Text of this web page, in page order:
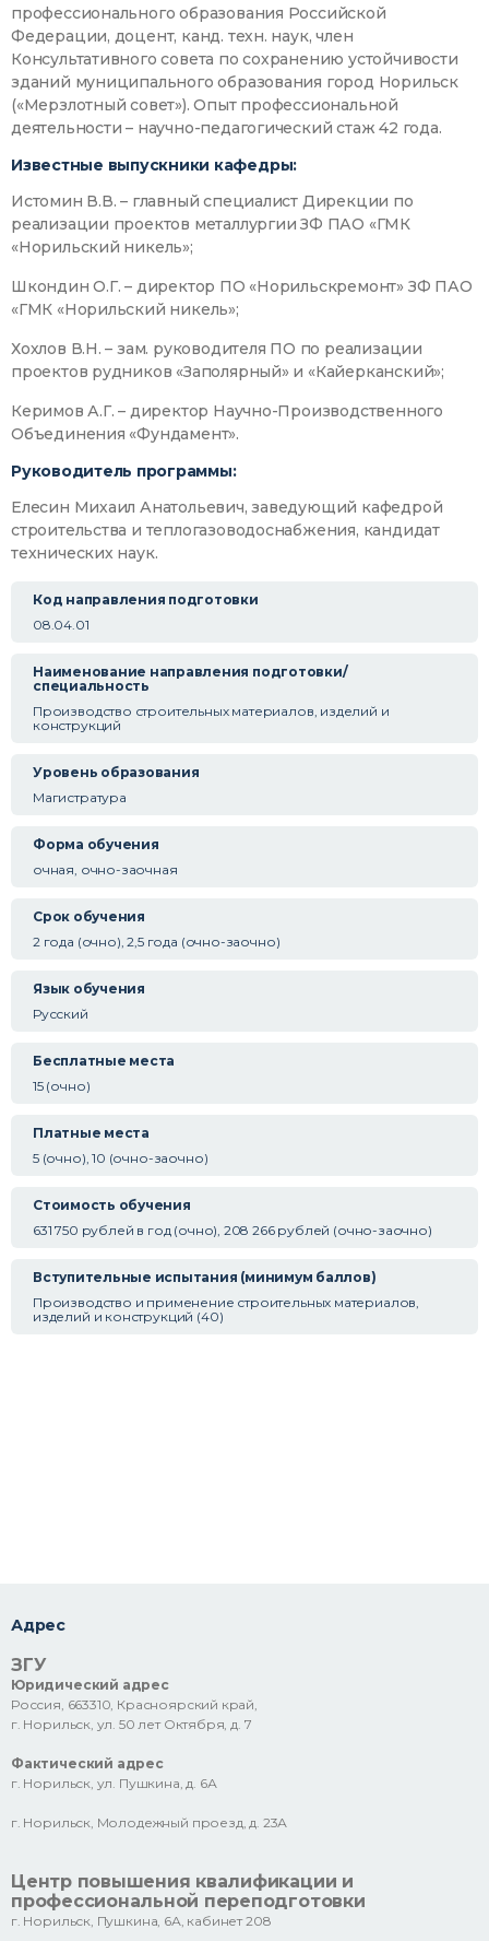
профессионального образования Российской
Федерации, доцент, канд. техн. наук, член
Консультативного совета по сохранению устойчивости
зданий муниципального образования город Норильск
(«Мерзлотный совет»). Опыт профессиональной
деятельности – научно-педагогический стаж 42 года.
Известные выпускники кафедры:
Истомин В.В. – главный специалист Дирекции по
реализации проектов металлургии ЗФ ПАО «ГМК
«Норильский никель»;
Шкондин О.Г. – директор ПО «Норильскремонт» ЗФ ПАО
«ГМК «Норильский никель»;
Хохлов В.Н. – зам. руководителя ПО по реализации
проектов рудников «Заполярный» и «Кайерканский»;
Керимов А.Г. – директор Научно-Производственного
Объединения «Фундамент».
Руководитель программы:
Елесин Михаил Анатольевич, заведующий кафедрой
строительства и теплогазоводоснабжения, кандидат
технических наук.
Код направления подготовки
08.04.01
Наименование направления подготовки/
специальность
Производство строительных материалов, изделий и
конструкций
Уровень образования
Магистратура
Форма обучения
очная, очно-заочная
Срок обучения
2 года (очно), 2,5 года (очно-заочно)
Язык обучения
Русский
Бесплатные места
15 (очно)
Платные места
5 (очно), 10 (очно-заочно)
Стоимость обучения
631 750 рублей в год (очно), 208 266 рублей (очно-заочно)
Вступительные испытания (минимум баллов)
Производство и применение строительных материалов,
изделий и конструкций (40)
Адрес
ЗГУ
Юридический адрес
Россия, 663310, Красноярский край,
г. Норильск, ул. 50 лет Октября, д. 7
Фактический адрес
г. Норильск, ул. Пушкина, д. 6А
г. Норильск, Молодежный проезд, д. 23А
Центр повышения квалификации и
профессиональной переподготовки
г. Норильск, Пушкина, 6А, кабинет 208